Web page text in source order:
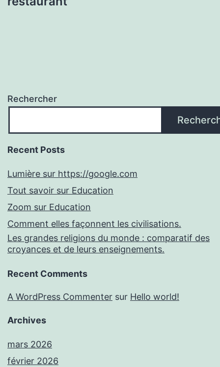
Rechercher
Recent Posts
Lumière sur https://google.com
Tout savoir sur Education
Zoom sur Education
Comment elles façonnent les civilisations.
Les grandes religions du monde : comparatif des
croyances et de leurs enseignements.
Recent Comments
A WordPress Commenter sur Hello world!
Archives
mars 2026
février 2026